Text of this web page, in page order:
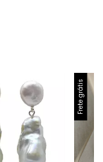
Frete grátis